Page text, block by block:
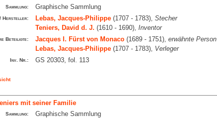
Sammlung: Graphische Sammlung
Hersteller: Lebas, Jacques-Philippe(1707 - 1783), Stecher
Teniers, David d. J. (1610 - 1690), Inventor
Beteiligte: Jacques I. Fürst von Monaco(1689 - 1751), erwähnte Person
Lebas, Jacques-Philippe(1707 - 1783), Verleger
Inv. Nr.: GS 20303, fol. 113
mit seiner Familie
Sammlung: Graphische Sammlung